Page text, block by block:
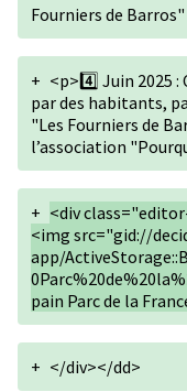
Fourniers de
+ <p>4️⃣ Juin 2025
par des habitants,
"Les Fourniers de
l’association
+ <div
<img src="gid://
app/
pain Parc de la
+ </div></dd>